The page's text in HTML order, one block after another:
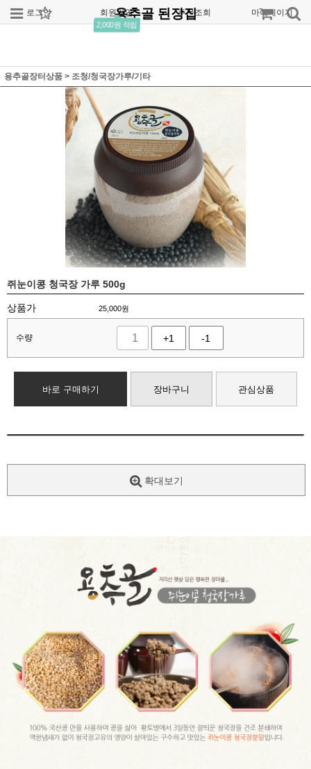
로그인 회원가입
2,000원 적립
주문조회 마이페이지
용추골 된장집
용추골장터상품 > 조청/청국장가루/기타
쥐눈이콩 청국장 가루 500g
상품가 25,000원
수량 +1 -1
바로 구매하기 장바구니 관심상품
확대보기